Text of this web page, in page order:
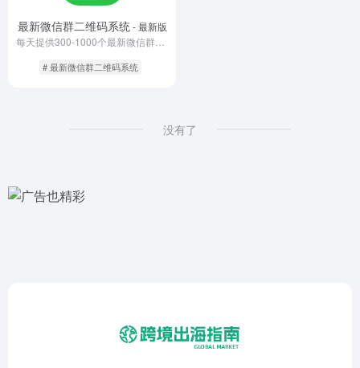
最新微信群二维码系统- 最新版
# 最新微信群二维码系统
没有了